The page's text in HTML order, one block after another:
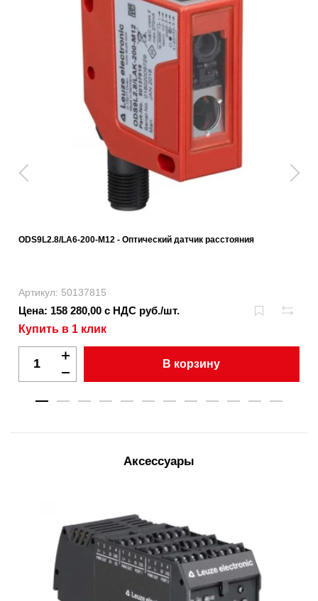
ODS9L2.8/LA6-200-M12 - Оптический датчик расстояния
Артикул: 50137815
Цена: 158 280,00 с НДС руб./шт.
Купить в 1 клик
В корзину
Аксессуары